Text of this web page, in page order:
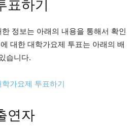
표하기
정보는 아래의 내용을 통해서 확인
대한 대학가요제 투표는 아래의 배
습니다.
학가요제 투표하기
연자